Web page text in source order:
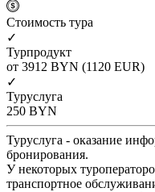
Cтоимость тура
✓
Турпродукт
от 3912 BYN (1120 EUR)
✓
Туруслуга
250 BYN
Туруслуга - оказание
бронирования.
У некоторых
транспортное